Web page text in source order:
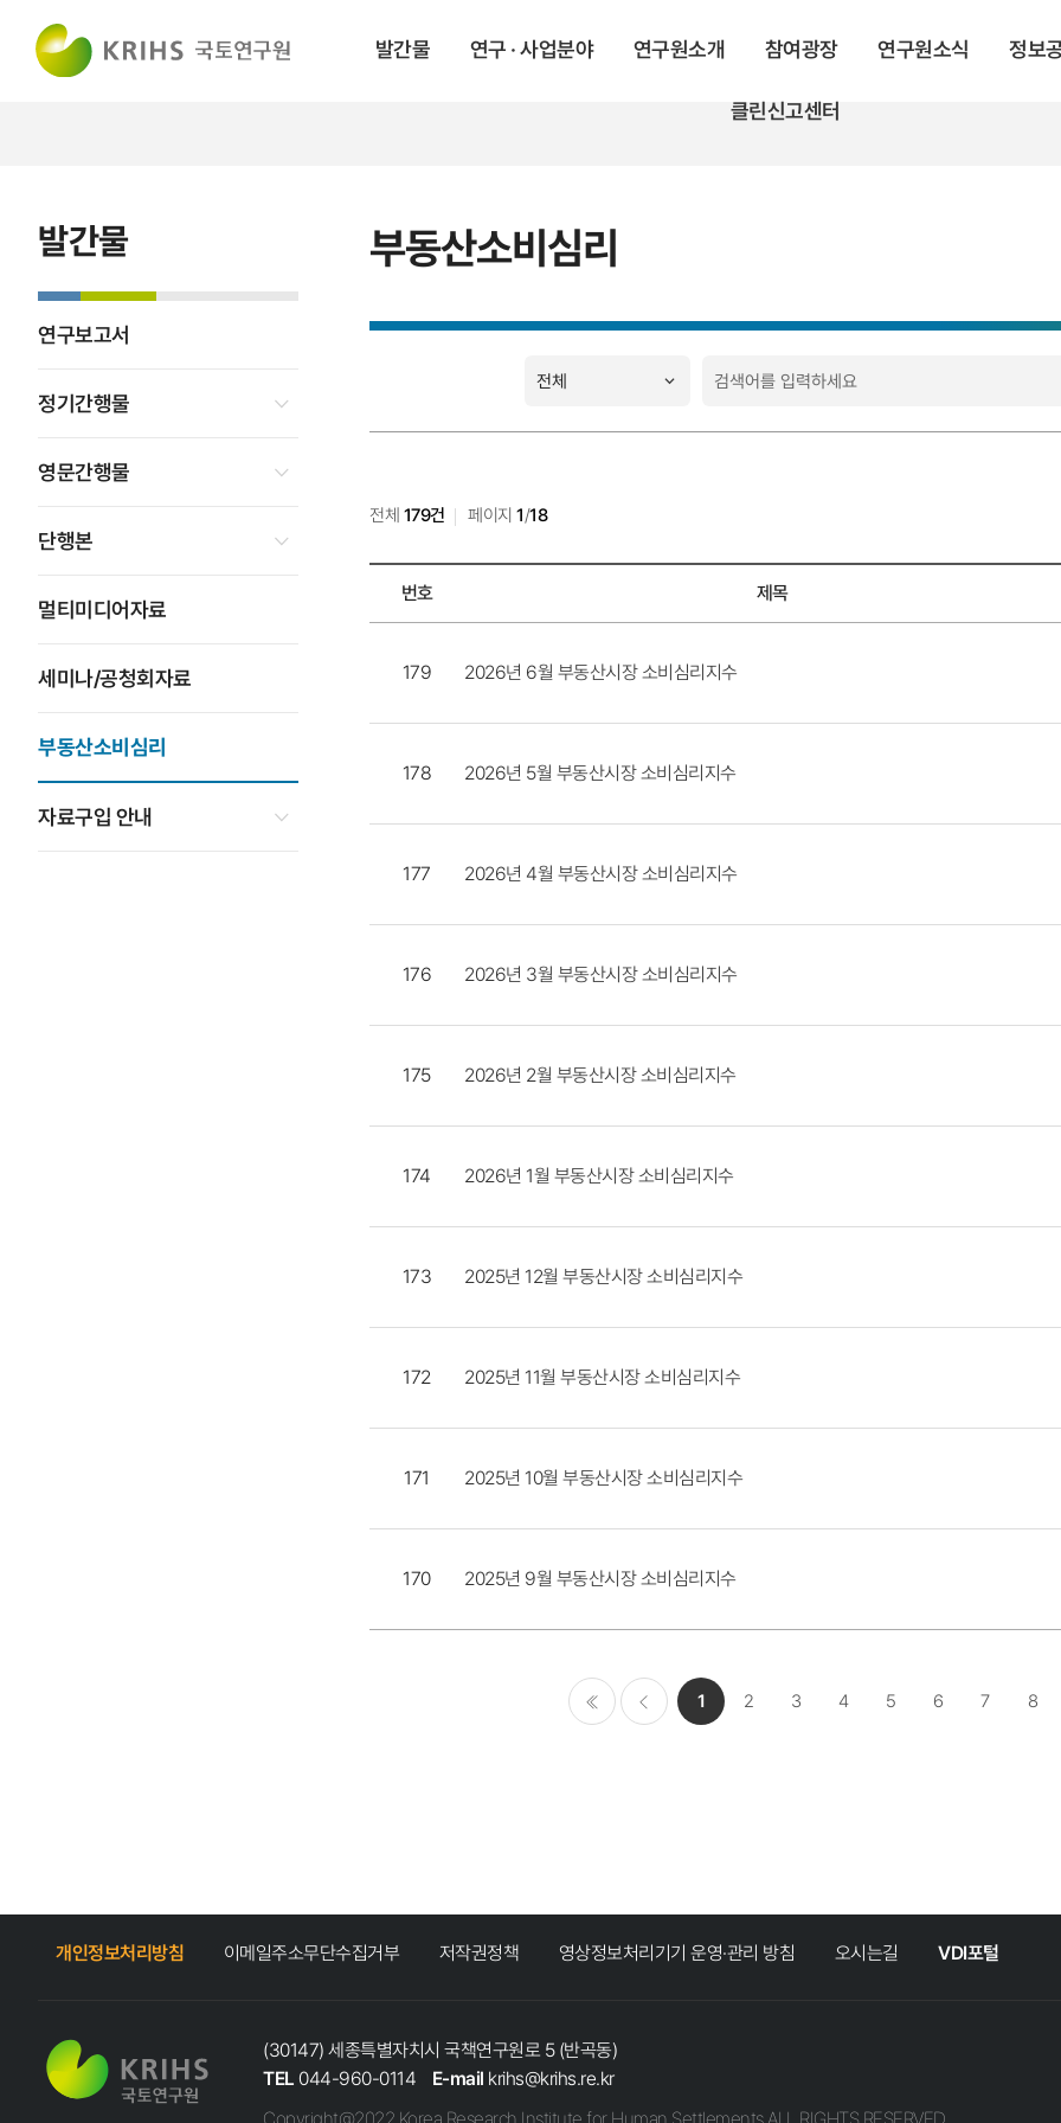
발간물 연구 · 사업분야 연구원소개 참여광장 연구원소식 정보
클린신고센터
부동산소비심리
발간물
연구보고서
정기간행물
영문간행물
단행본
멀티미디어자료
세미나/공청회자료
부동산소비심리
자료구입 안내
전체 179건 페이지 1/18
번호,
등록일,
번호 제목
179 2026년 6월 부동산시장 소비심리지수
178 2026년 5월 부동산시장 소비심리지수
177 2026년 4월 부동산시장 소비심리지수
176 2026년 3월 부동산시장 소비심리지수
175 2026년 2월 부동산시장 소비심리지수
174 2026년 1월 부동산시장 소비심리지수
173 2025년 12월 부동산시장 소비심리지수
172 2025년 11월 부동산시장 소비심리지수
171 2025년 10월 부동산시장 소비심리지수
170 2025년 9월 부동산시장 소비심리지수
1 2 3 4 5 6 7 8
개인정보처리방침 이메일주소무단수집거부 저작권정책 영상정보처리기기 운영·관리 방침 오시는길 VDI포털
(30147) 세종특별자치시 국책연구원로 5 (반곡동)
TEL 044-960-0114 E-mail krihs@krihs.re.kr